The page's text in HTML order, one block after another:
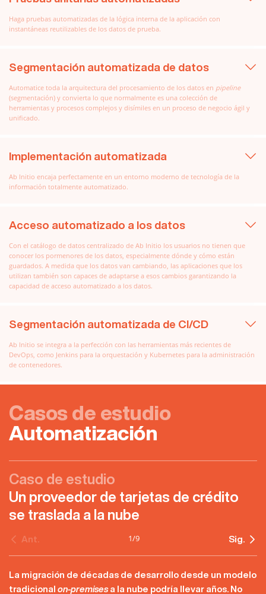
Haga pruebas automatizadas de la lógica interna de la aplicación con
instantáneas reutilizables de los datos de prueba.
Segmentación automatizada de datos
Automatice toda la arquitectura del procesamiento de los datos en pipeline
(segmentación) y convierta lo que normalmente es una colección de
herramientas y procesos complejos y disímiles en un proceso de negocio ágil y
unificado.
Implementación automatizada
Ab Initio encaja perfectamente en un entorno moderno de tecnología de la
información totalmente automatizado.
Acceso automatizado a los datos
Con el catálogo de datos centralizado de Ab Initio los usuarios no tienen que
conocer los pormenores de los datos, especialmente dónde y cómo están
guardados. A medida que los datos van cambiando, las aplicaciones que los
utilizan también son capaces de adaptarse a esos cambios garantizando la
capacidad de acceso automatizado a los datos.
Segmentación automatizada de CI/CD
Ab Initio se integra a la perfección con las herramientas más recientes de
DevOps, como Jenkins para la orquestación y Kubernetes para la administración
de contenedores.
Casos de estudio
Automatización
Caso de estudio
Un proveedor de tarjetas de crédito
se traslada a la nube
Ant. 1/9 Sig.
La migración de décadas de desarrollo desde un modelo
tradicional on-premisesa la nube podría llevar años. No